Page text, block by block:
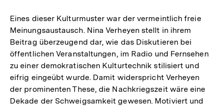
Eines dieser Kulturmuster war der vermeintlich freie
Meinungsaustausch. Nina Verheyen stellt in ihrem
Beitrag überzeugend dar, wie das Diskutieren bei
öffentlichen Veranstaltungen, im Radio und Fernsehen
zu einer demokratischen Kulturtechnik stilisiert und
eifrig eingeübt wurde. Damit widerspricht Verheyen
der prominenten These, die Nachkriegszeit wäre eine
Dekade der Schweigsamkeit gewesen. Motiviert und